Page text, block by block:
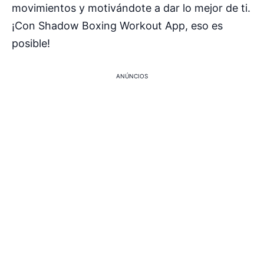
movimientos y motivándote a dar lo mejor de ti.
¡Con Shadow Boxing Workout App, eso es
posible!
ANÚNCIOS